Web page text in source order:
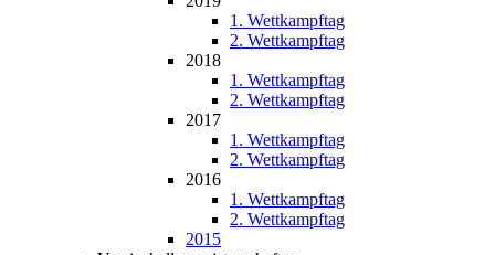
1. Wettkampftag
2. Wettkampftag
2018
1. Wettkampftag
2. Wettkampftag
2017
1. Wettkampftag
2. Wettkampftag
2016
1. Wettkampftag
2. Wettkampftag
2015